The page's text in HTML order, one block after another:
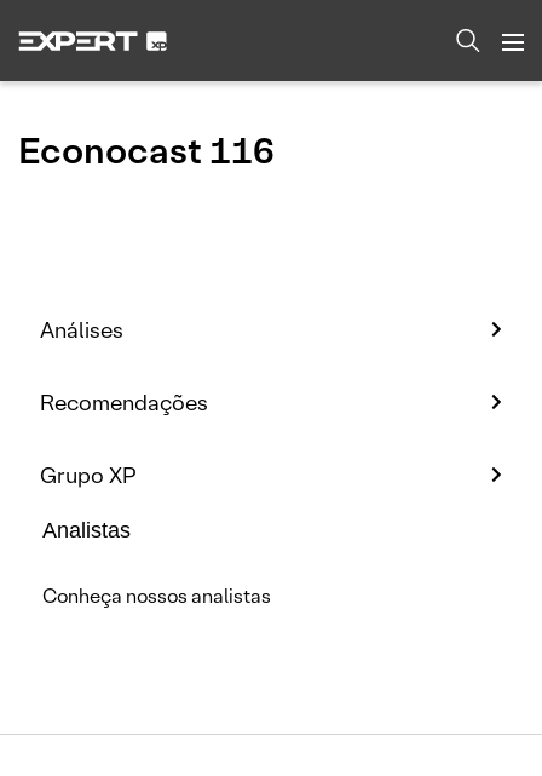
Econocast 116
Análises
Recomendações
Grupo XP
Analistas
Conheça nossos analistas